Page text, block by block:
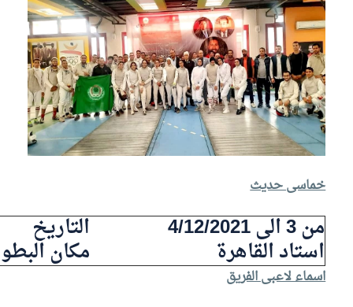
خماسى حديث
من 3 الى 4/12/2021 التاريخ
استاد القاهرة مكان
اسماء لاعبى الفريق